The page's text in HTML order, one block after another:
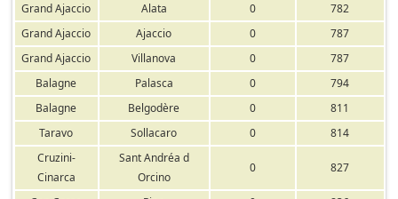
Grand Ajaccio
Alata 0
782
Grand Ajaccio
Ajaccio 0
787
Grand Ajaccio
Villanova 0
787
Balagne
Palasca 0
794
Balagne
Belgodère 0
811
Taravo
Sollacaro 0
814
Cruzini-
Cinarca
Sant Andréa d
Orcino
0 827